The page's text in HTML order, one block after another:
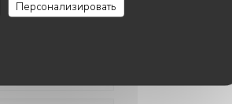
Персонализировать
Цена / качество:5/5